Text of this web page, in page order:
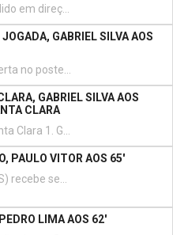
Remate defendido em direção ao centro da baliza. Vinícius Lopes remate com o pé direito de fora da área. Assistência de Serginho.
GABRIEL SILVA AOS
Gabriel Silva acerta no poste esquerdo com de cabeça no coração da área. Assistência de Lucas Soares com um cruzamento para a área resultante do canto.
GABRIEL SILVA AOS
CLARA
Golo! AVS 0, Santa Clara 1. Gabriel Silva golo de livre direto, remate com o pé direito.
PAULO VITOR AOS 65'
Paulo Vitor (AVS) recebe segundo cartão amarelo por uma entrada perigosa.
LIMA AOS 62'